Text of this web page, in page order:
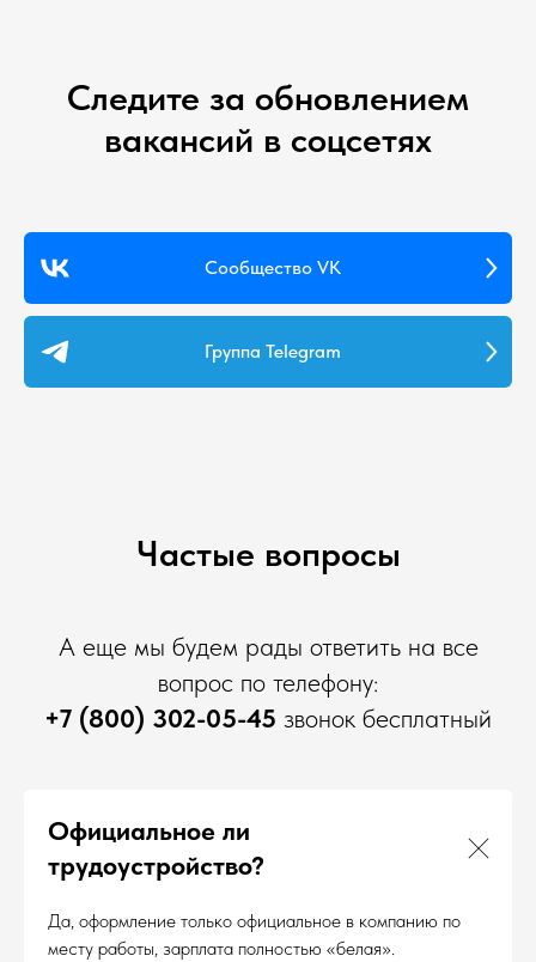
Следите за обновлением
вакансий в соцсетях
Сообщество VK
Группа Telegram
Частые вопросы
А еще мы будем рады ответить на все
вопрос по телефону:
+7 (800) 302-05-45 звонок бесплатный
Официальное ли
трудоустройство?
Да, оформление только официальное в компанию по
месту работы, зарплата полностью «белая».